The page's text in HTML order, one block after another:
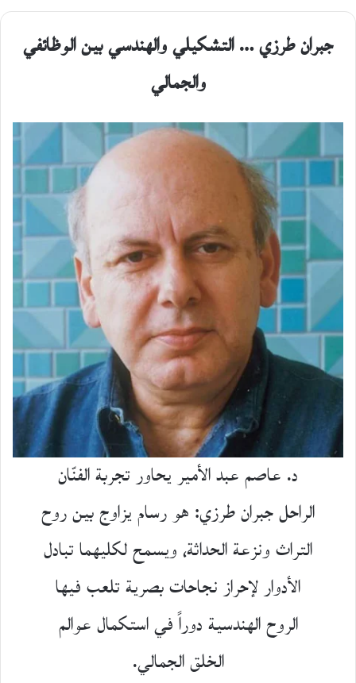
جبران طرزي … التشكيلي والهندسي بين الوظائفي
والجمالي
د. عاصم عبد الأمير يحاور تجربة الفنّان
الراحل جبران طرزي: هو رسام يزاوج بين روح
التراث ونزعة الحداثة، ويسمح لكليهما تبادل
الأدوار لإحراز نجاحات بصرية تلعب فيها
الروح الهندسية دوراً في استكمال عوالم
الخلق الجمالي.